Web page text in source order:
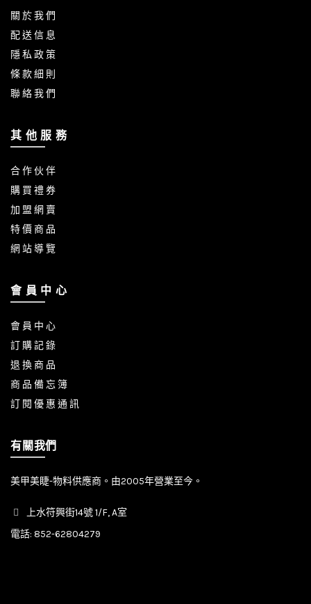
關 於 我 們
配 送 信 息
隱 私 政 策
條 款 細 則
聯 絡 我 們
其 他 服 務
合 作 伙 伴
購 買 禮 券
加 盟 網 賣
特 價 商 品
網 站 導 覽
會 員 中 心
會 員 中 心
訂 購 記 錄
退 換 商 品
商 品 備 忘 簿
訂 閱 優 惠 通 訊
有關我們
美甲美睫-物料供應商。由2005年營業至今。
上水符興街14號 1/F, A室
電話: 852-62804279